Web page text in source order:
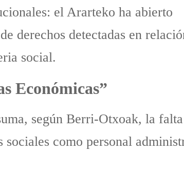
el Ararteko ha abierto
derechos detectadas en
social.
Económicas”
según Berri-Otxoak, la
como personal